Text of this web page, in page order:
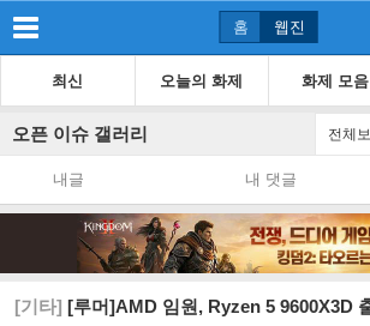
홈 웹진
최신 오늘의 화제 화제 모음
오픈 이슈 갤러리 전체
내글 내 댓글
[기타] [루머]AMD 임원, Ryzen 5 9600X3D